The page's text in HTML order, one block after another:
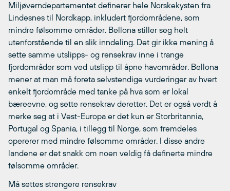
Miljøverndepartementet definerer hele Norskekysten fra
Lindesnes til Nordkapp, inkludert fjordområdene, som
mindre følsomme områder. Bellona stiller seg helt
utenforstående til en slik inndeling. Det gir ikke mening å
sette samme utslipps- og rensekrav inne i trange
fjordområder som ved utslipp til åpne havområder. Bellona
mener at man må foreta selvstendige vurderinger av hvert
enkelt fjordområde med tanke på hva som er lokal
bæreevne, og sette rensekrav deretter. Det er også verdt å
merke seg at i Vest-Europa er det kun er Storbritannia,
Portugal og Spania, i tillegg til Norge, som fremdeles
opererer med mindre følsomme områder. I disse andre
landene er det snakk om noen veldig få definerte mindre
følsomme områder.
Må settes strengere rensekrav